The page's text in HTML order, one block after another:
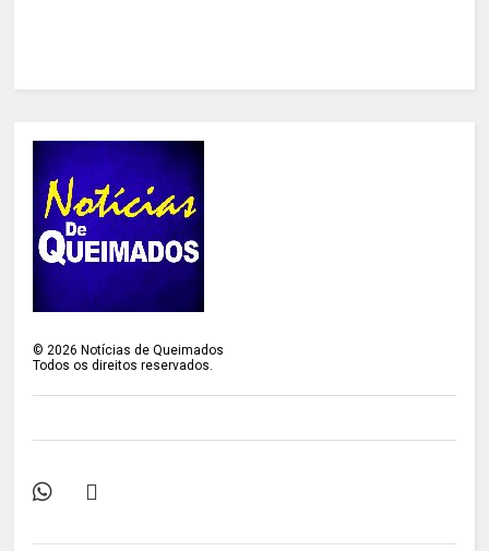
© 2026 Notícias de Queimados
Todos os direitos reservados.